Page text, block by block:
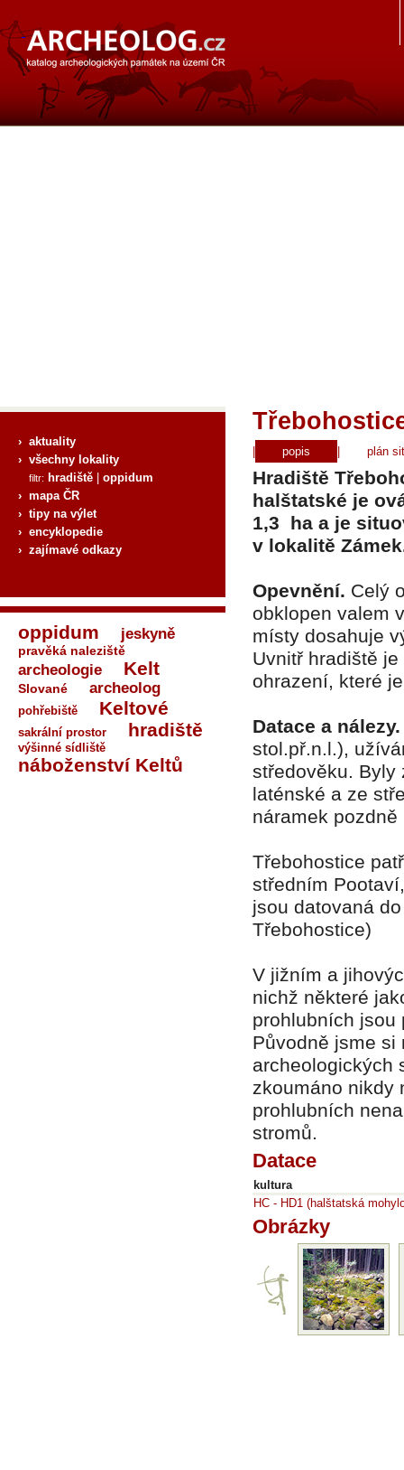
› aktuality
› všechny lokality
filtr: hradiště
oppidum
› mapa ČR
› tipy na výlet
› encyklopedie
› zajímavé odkazy
oppidum jeskyně
pravěká naleziště
archeologie Kelt
Slované archeolog
pohřebiště Keltové
sakrální prostor hradiště
výšinné sídliště
náboženství Keltů
popis plán
Hradiště
halštatské je
1,3 ha a je
v lokalitě
Opevnění. Celý
obklopen valem
místy dosahuje
Uvnitř hradiště
ohrazení, které
Datace a
stol.př.n.l.),
středověku. Byly
laténské a ze
náramek
Třebohostice
středním
jsou datovaná
Třebohostice)
V jižním a
nichž některé
prohlubních
Původně jsme si
archeologických
zkoumáno nikdy
prohlubních
stromů.
Datace
kultura
HC - HD1 (halštatská
Obrázky